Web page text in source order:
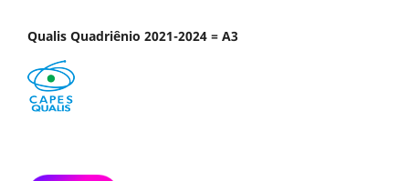
Qualis Quadriênio 2021-2024 = A3